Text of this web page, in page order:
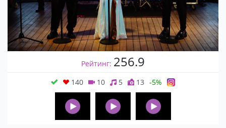
Рейтинг: 256.9
140 10 5 13 -5%